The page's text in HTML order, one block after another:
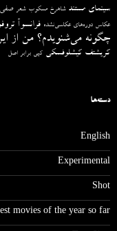
سینمای مستند شاهرخ مسکوب شعر صفی
عکاس دوره‌های عکاسی‌نشده فرانسوآ
چگونه می‌شنویدم؟ من از
کریشتف کیشلوفسکی کپی برابر اصل
دسته‌ها
English
Experimental
Shot
movies of the year so far